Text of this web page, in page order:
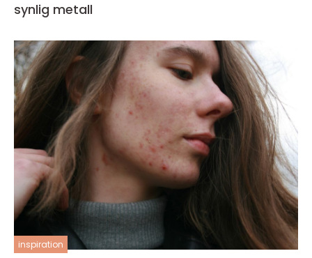
synlig metall
inspiration